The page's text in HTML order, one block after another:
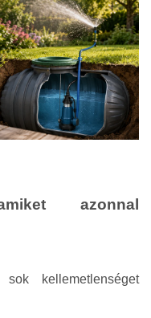
azonnal
kellemetlenséget